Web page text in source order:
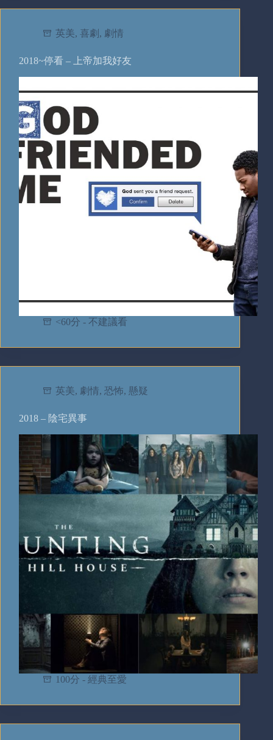
英美, 喜劇 , 劇情
2018~停看 – 上帝加我好友
<60分 - 不建議看
英美, 劇情, 恐怖, 懸疑
2018 – 陰宅異事
100分 - 經典至愛